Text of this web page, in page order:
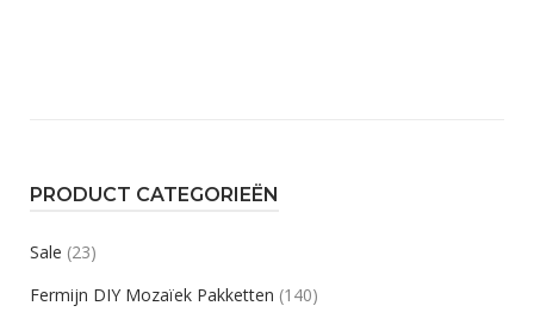
PRODUCT CATEGORIEËN
Sale (23)
Fermijn DIY Mozaïek Pakketten (140)